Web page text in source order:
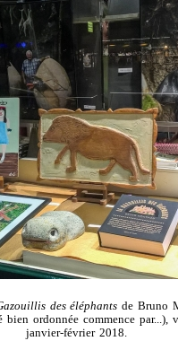
des éléphants de Bruno
ordonnée commence par...),
janvier-février 2018.